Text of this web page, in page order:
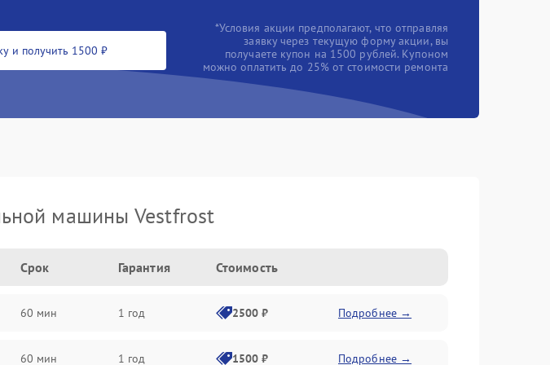
и получить 1500 ₽
*Условия акции предполагают, что отправляя
заявку через текущую форму акции, вы
получаете купон на 1500 рублей. Купоном
можно оплатить до 25% от стоимости ремонта
машины Vestfrost
Срок Гарантия Стоимость
60 мин 1 год 2500 ₽ Подробнее →
60 мин 1 год 1500 ₽ Подробнее →